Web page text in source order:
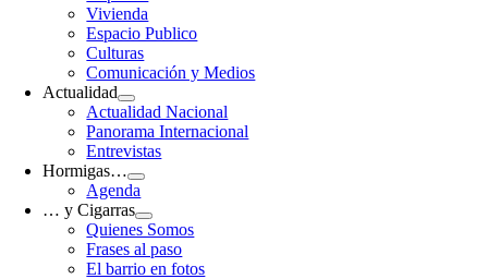
Vivienda
Espacio Publico
Culturas
Comunicación y Medios
Actualidad
Actualidad Nacional
Panorama Internacional
Entrevistas
Hormigas…
Agenda
… y Cigarras
Quienes Somos
Frases al paso
El barrio en fotos